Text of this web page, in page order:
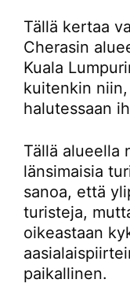
Tällä kertaa
Cherasin
Kuala
kuitenkin
halutessaan
Tällä alueella
länsimaisia
sanoa, että
turisteja,
oikeastaan
paikallinen.